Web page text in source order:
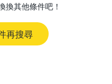
換其他條件吧！
再搜尋